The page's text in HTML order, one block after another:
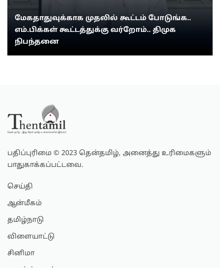
மேகதாதுவுக்காக முதலில் கூட்டம் போடுங்க..
எம்.பிக்கள் கூட்டத்துக்கு வர்றோம்.. திமுக
நிபந்தனை
பதிப்புரிமை © 2023 தென்தமிழ், அனைத்து உரிமைகளும்
பாதுகாக்கப்பட்டவை.
செய்தி
ஆன்மீகம்
தமிழ்நாடு
விளையாட்டு
சினிமா